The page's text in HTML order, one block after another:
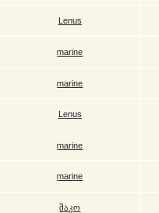
Lenus
marine
marine
Lenus
marine
marine
შაკო